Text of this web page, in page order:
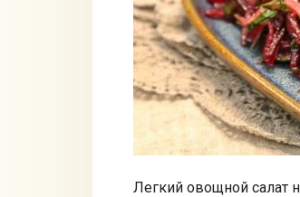
Легкий овощной салат